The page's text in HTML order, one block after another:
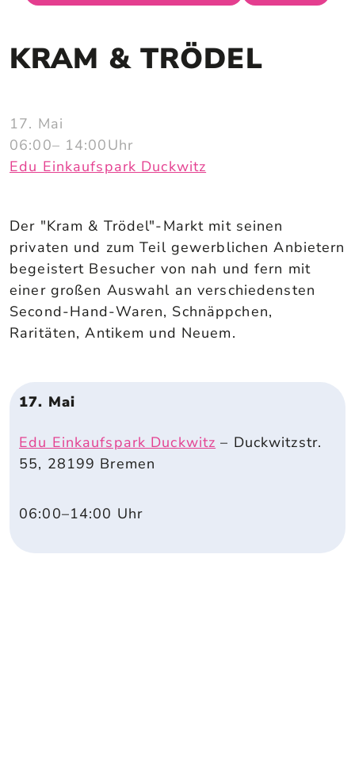
KRAM & TRÖDEL
17. Mai
06:00– 14:00Uhr
Edu Einkaufspark Duckwitz
Der "Kram & Trödel"-Markt mit seinen
privaten und zum Teil gewerblichen Anbietern
begeistert Besucher von nah und fern mit
einer großen Auswahl an verschiedensten
Second-Hand-Waren, Schnäppchen,
Raritäten, Antikem und Neuem.
17. Mai
Edu Einkaufspark Duckwitz – Duckwitzstr.
55, 28199 Bremen
06:00–14:00 Uhr